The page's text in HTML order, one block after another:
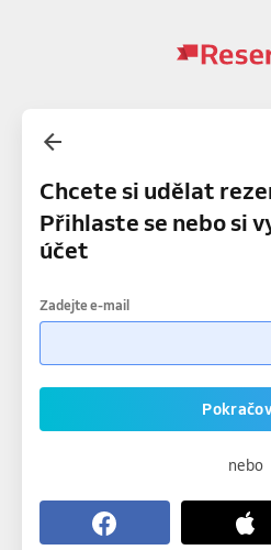
Chcete si udělat
Přihlaste se nebo si
účet
Zadejte e-mail
nebo